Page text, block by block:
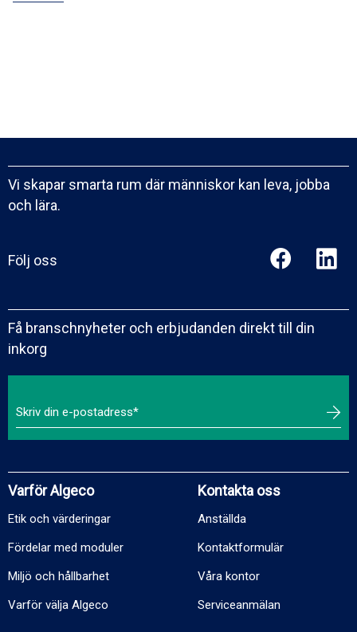
Vi skapar smarta rum där människor kan leva, jobba
och lära.
Följ oss
Få branschnyheter och erbjudanden direkt till din
inkorg
Varför Algeco
Etik och värderingar
Fördelar med moduler
Miljö och hållbarhet
Varför välja Algeco
Kontakta oss
Anställda
Kontaktformulär
Våra kontor
Serviceanmälan